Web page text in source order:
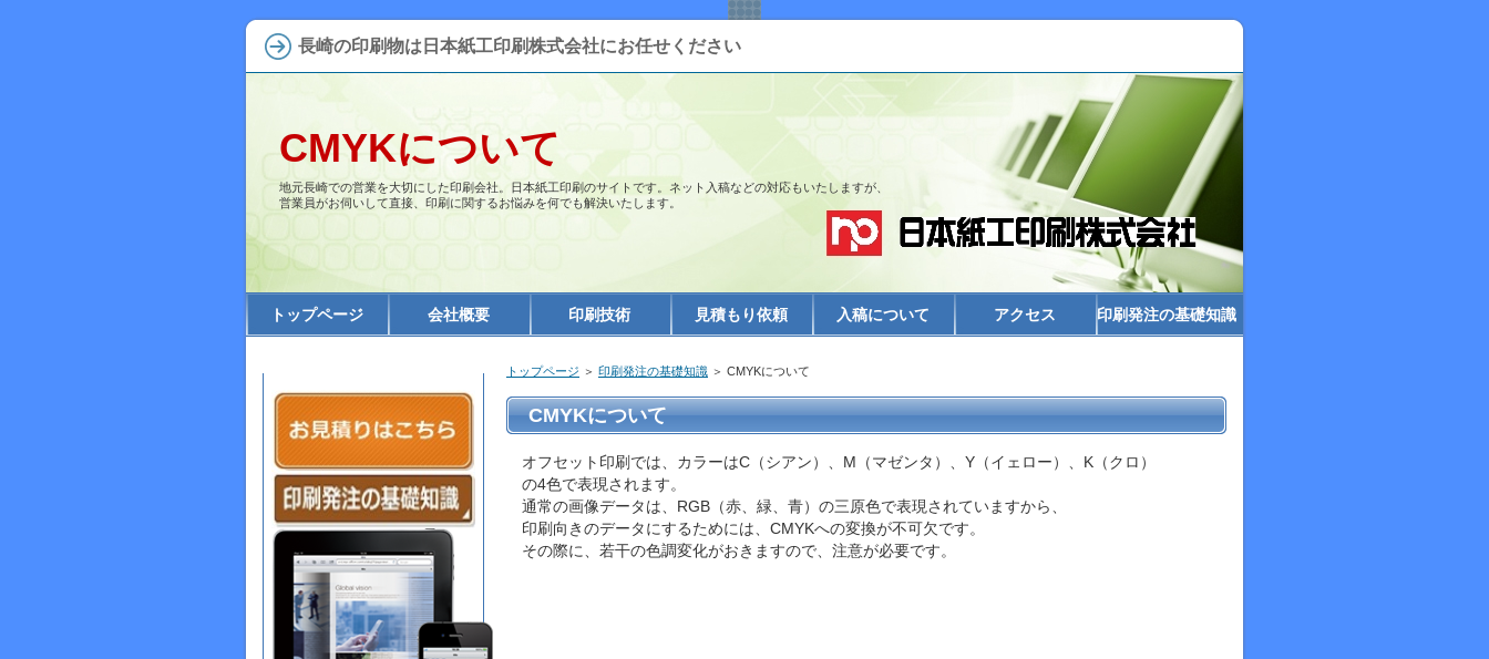
長崎の印刷物は日本紙工印刷株式会社にお任せください
CMYKについて
地元長崎での営業を大切にした印刷会社。日本紙工印刷のサイトです。ネット入稿などの対応もいたしますが、
営業員がお伺いして直接、印刷に関するお悩みを何でも解決いたします。
トップページ ＞ 印刷発注の基礎知識 ＞ CMYKについて
CMYKについて
オフセット印刷では、カラーはC（シアン）、M（マゼンタ）、Y（イェロー）、K（クロ）
の4色で表現されます。
通常の画像データは、RGB（赤、緑、青）の三原色で表現されていますから、
印刷向きのデータにするためには、CMYKへの変換が不可欠です。
その際に、若干の色調変化がおきますので、注意が必要です。
トップページ 会社概要 印刷技術 見積もり依頼 入稿について アクセス 印刷発注の基礎知識